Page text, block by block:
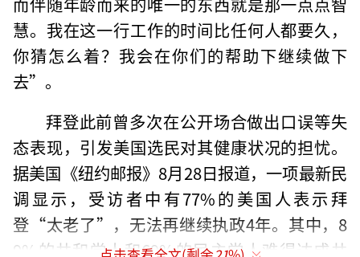
慧。我在这一行工作的时间比任何人都要久，
你猜怎么着？我会在你们的帮助下继续做下
去”。
拜登此前曾多次在公开场合做出口误等失
态表现，引发美国选民对其健康状况的担忧。
据美国《纽约邮报》8月28日报道，一项最新民
调显示，受访者中有77%的美国人表示拜
登“太老了”，无法再继续执政4年。其中，8
9%的共和党人和69%的民主党人难得达成共